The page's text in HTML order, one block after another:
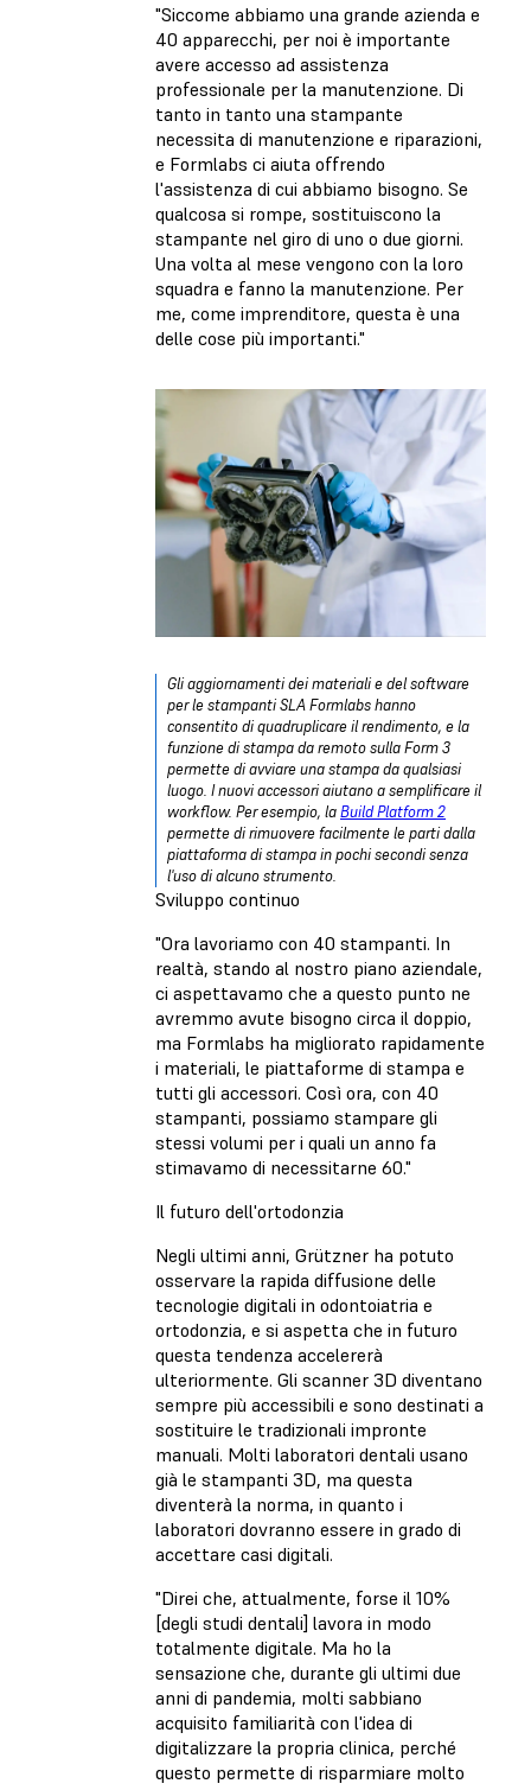
"Siccome abbiamo una grande azienda e
40 apparecchi, per noi è importante
avere accesso ad assistenza
professionale per la manutenzione. Di
tanto in tanto una stampante
necessita di manutenzione e riparazioni,
e Formlabs ci aiuta offrendo
l'assistenza di cui abbiamo bisogno. Se
qualcosa si rompe, sostituiscono la
stampante nel giro di uno o due giorni.
Una volta al mese vengono con la loro
squadra e fanno la manutenzione. Per
me, come imprenditore, questa è una
delle cose più importanti."
Gli aggiornamenti dei materiali e del software
per le stampanti SLA Formlabs hanno
consentito di quadruplicare il rendimento, e la
funzione di stampa da remoto sulla Form 3
permette di avviare una stampa da qualsiasi
luogo. I nuovi accessori aiutano a semplificare il
workflow. Per esempio, laBuild Platform 2
permette di rimuovere facilmente le parti dalla
piattaforma di stampa in pochi secondi senza
l'uso di alcuno strumento.
Sviluppo continuo
"Ora lavoriamo con 40 stampanti. In
realtà, stando al nostro piano aziendale,
ci aspettavamo che a questo punto ne
avremmo avute bisogno circa il doppio,
ma Formlabs ha migliorato rapidamente
i materiali, le piattaforme di stampa e
tutti gli accessori. Così ora, con 40
stampanti, possiamo stampare gli
stessi volumi per i quali un anno fa
stimavamo di necessitarne 60."
Il futuro dell'ortodonzia
Negli ultimi anni, Grützner ha potuto
osservare la rapida diffusione delle
tecnologie digitali in odontoiatria e
ortodonzia, e si aspetta che in futuro
questa tendenza accelererà
ulteriormente. Gli scanner 3D diventano
sempre più accessibili e sono destinati a
sostituire le tradizionali impronte
manuali. Molti laboratori dentali usano
già le stampanti 3D, ma questa
diventerà la norma, in quanto i
laboratori dovranno essere in grado di
accettare casi digitali.
"Direi che, attualmente, forse il 10%
[degli studi dentali] lavora in modo
totalmente digitale. Ma ho la
sensazione che, durante gli ultimi due
anni di pandemia, molti sabbiano
acquisito familiarità con l'idea di
digitalizzare la propria clinica, perché
questo permette di risparmiare molto